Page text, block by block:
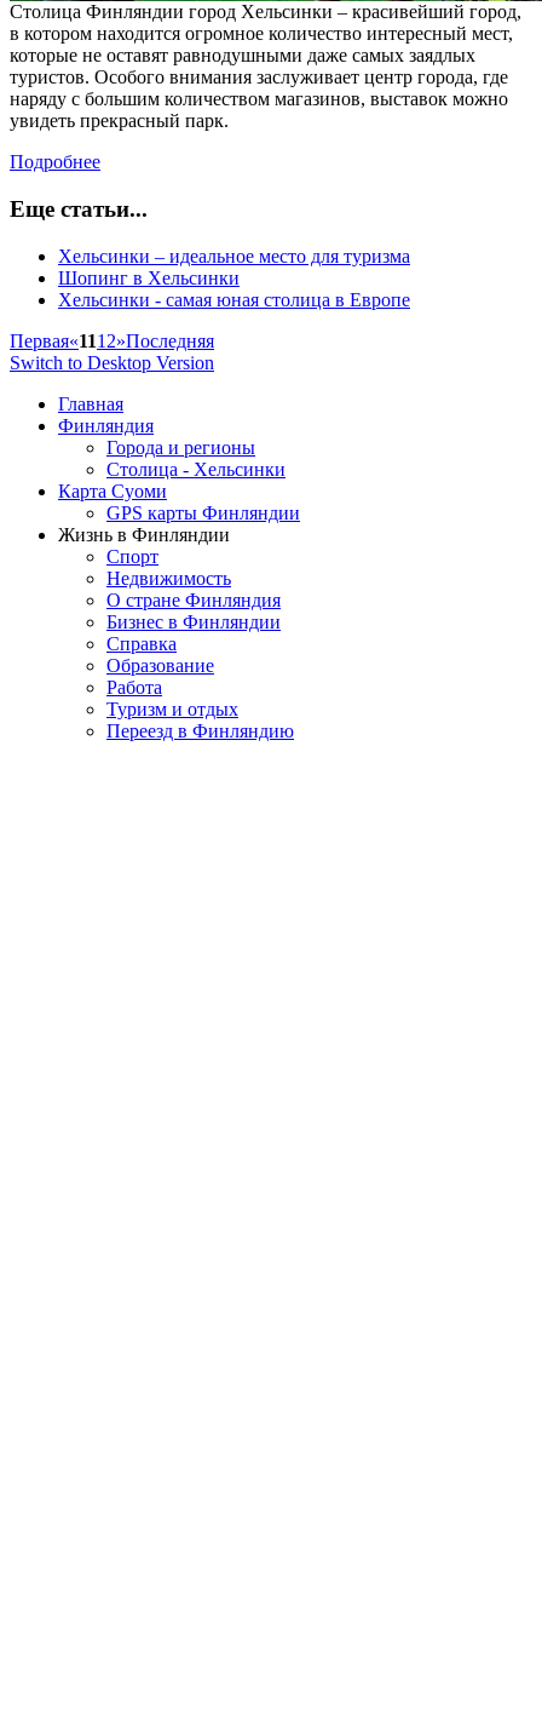
Столица Финляндии город Хельсинки – красивейший город,
в котором находится огромное количество интересный мест,
которые не оставят равнодушными даже самых заядлых
туристов. Особого внимания заслуживает центр города, где
наряду с большим количеством магазинов, выставок можно
увидеть прекрасный парк.
Подробнее
Еще статьи...
Хельсинки – идеальное место для туризма
Шопинг в Хельсинки
Хельсинки - самая юная столица в Европе
Первая«1112»Последняя
Switch to Desktop Version
Главная
Финляндия
Города и регионы
Столица - Хельсинки
Карта Суоми
GPS карты Финляндии
Жизнь в Финляндии
Спорт
Недвижимость
О стране Финляндия
Бизнес в Финляндии
Справка
Образование
Работа
Туризм и отдых
Переезд в Финляндию